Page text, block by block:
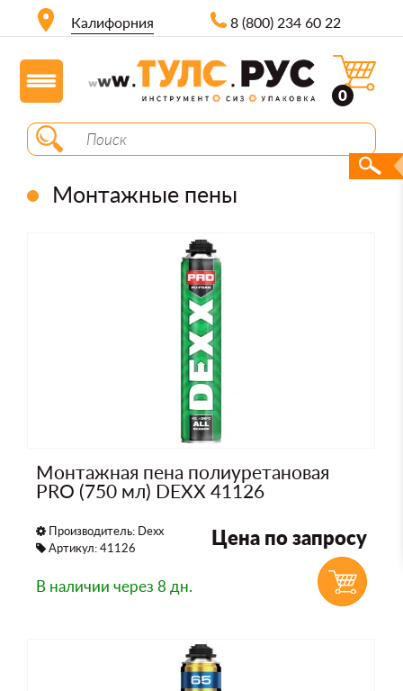
Калифорния 8 (800) 234 60 22
0
Монтажные пены
Монтажная пена полиуретановая
PRO (750 мл) DEXX 41126
Производитель: Dexx
Артикул: 41126
Цена по запросу
В наличии через 8 дн.